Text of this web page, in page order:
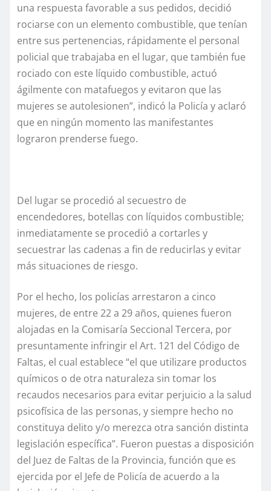
una respuesta favorable a sus pedidos, decidió
rociarse con un elemento combustible, que tenían
entre sus pertenencias, rápidamente el personal
policial que trabajaba en el lugar, que también fue
rociado con este líquido combustible, actuó
ágilmente con matafuegos y evitaron que las
mujeres se autolesionen”, indicó la Policía y aclaró
que en ningún momento las manifestantes
lograron prenderse fuego.
Del lugar se procedió al secuestro de
encendedores, botellas con líquidos combustible;
inmediatamente se procedió a cortarles y
secuestrar las cadenas a fin de reducirlas y evitar
más situaciones de riesgo.
Por el hecho, los policías arrestaron a cinco
mujeres, de entre 22 a 29 años, quienes fueron
alojadas en la Comisaría Seccional Tercera, por
presuntamente infringir el Art. 121 del Código de
Faltas, el cual establece “el que utilizare productos
químicos o de otra naturaleza sin tomar los
recaudos necesarios para evitar perjuicio a la salud
psicofísica de las personas, y siempre hecho no
constituya delito y/o merezca otra sanción distinta
legislación específica”. Fueron puestas a disposición
del Juez de Faltas de la Provincia, función que es
ejercida por el Jefe de Policía de acuerdo a la